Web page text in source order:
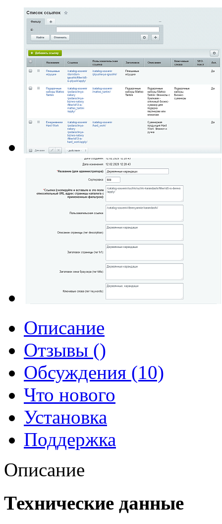
Описание
Отзывы ()
Обсуждения (10)
Что нового
Установка
Поддержка
Описание
Технические данные